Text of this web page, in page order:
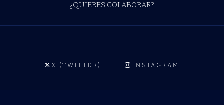
¿QUIERES COLABORAR?
X (TWITTER) INSTAGRAM